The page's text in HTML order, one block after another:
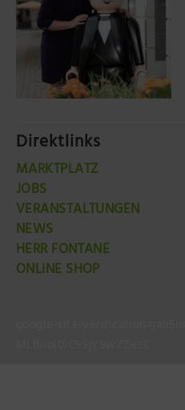
Direktlinks
MARKTPLATZ
JOBS
VERANSTALTUNGEN
NEWS
HERR FONTANE
ONLINE SHOP